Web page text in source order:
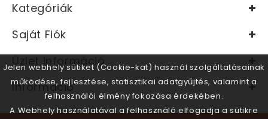
Kategóriák
Saját Fiók
Üzlet Információ
Információ
Jelen webhely sütiket (Cookie-kat) használ szolgáltatásainak
működése, fejlesztése, statisztikai adatgyűjtés, valamint a
felhasználói élmény fokozása érdekében.
A Webhely használatával a felhasználó elfogadja a sütikre